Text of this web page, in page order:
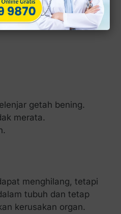
dapat berkembang
dengan gejala
getah bening.
merata.
menghilang, tetapi
tubuh dan tetap
kerusakan organ.